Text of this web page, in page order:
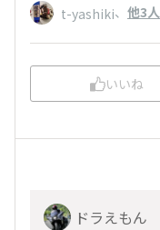
t-yashiki、 他3人
いいね
ドラえもん